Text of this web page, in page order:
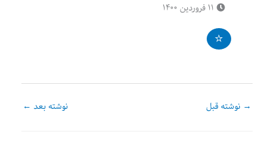
→ نوشته قبل نوشته بعد ←